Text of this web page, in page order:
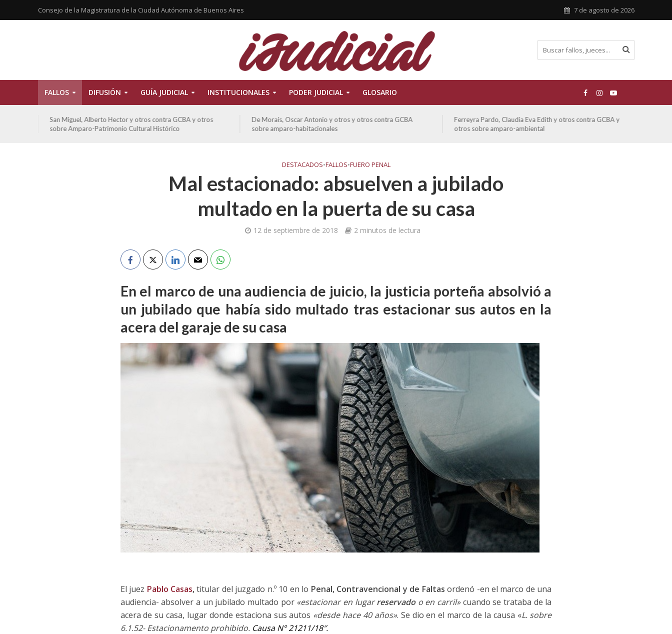
Consejo de la Magistratura de la Ciudad Autónoma de Buenos Aires 7 de agosto de 2026
FALLOS DIFUSIÓN GUÍA JUDICIAL INSTITUCIONALES PODER JUDICIAL GLOSARIO
San Miguel, Alberto Hector y otros contra GCBA y otros
sobre Amparo-Patrimonio Cultural Histórico
De Morais, Oscar Antonio y otros y otros contra GCBA
sobre amparo-habitacionales
Ferreyra Pardo, Claudia Eva Edith y otros contra GCBA y
otros sobre amparo-ambiental
DESTACADOS•FALLOS•FUERO PENAL
Mal estacionado: absuelven a jubilado
multado en la puerta de su casa
12 de septiembre de 2018 2 minutos de lectura
En el marco de una audiencia de juicio, la justicia porteña absolvió a
un jubilado que había sido multado tras estacionar sus autos en la
acera del garaje de su casa
El juez Pablo Casas,titular del juzgado n.º 10 en lo Penal, Contravencional y de Faltas ordenó -en el marco de una
audiencia- absolver a un jubilado multado por «estacionar en lugarreservadoo en carril»cuando se trataba de la
acera de su casa, lugar donde estaciona sus autos «desde hace 40 años». Se dio en el marco de la causa «L. sobre
6.1.52- Estacionamento prohibido. Causa N° 21211/18″.